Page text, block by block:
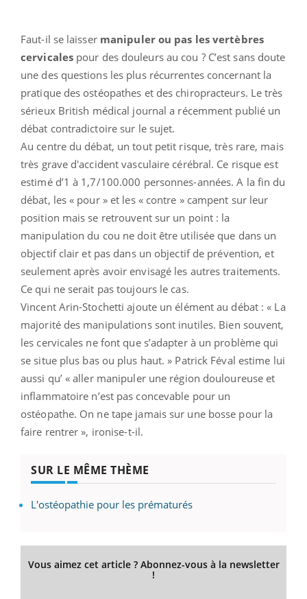
Faut-il se laisser manipuler ou pas les vertèbres
cervicales pour des douleurs au cou ? C’est sans doute
une des questions les plus récurrentes concernant la
pratique des ostéopathes et des chiropracteurs. Le très
sérieux British médical journal a récemment publié un
débat contradictoire sur le sujet.
Au centre du débat, un tout petit risque, très rare, mais
très grave d'accident vasculaire cérébral. Ce risque est
estimé d’1 à 1,7/100.000 personnes-années. A la fin du
débat, les « pour » et les « contre » campent sur leur
position mais se retrouvent sur un point : la
manipulation du cou ne doit être utilisée que dans un
objectif clair et pas dans un objectif de prévention, et
seulement après avoir envisagé les autres traitements.
Ce qui ne serait pas toujours le cas.
Vincent Arin-Stochetti ajoute un élément au débat : « La
majorité des manipulations sont inutiles. Bien souvent,
les cervicales ne font que s’adapter à un problème qui
se situe plus bas ou plus haut. » Patrick Féval estime lui
aussi qu’ « aller manipuler une région douloureuse et
inflammatoire n’est pas concevable pour un
ostéopathe. On ne tape jamais sur une bosse pour la
faire rentrer », ironise-t-il.
SUR LE MÊME THÈME
L'ostéopathie pour les prématurés
Vous aimez cet article ? Abonnez-vous à la newsletter
!